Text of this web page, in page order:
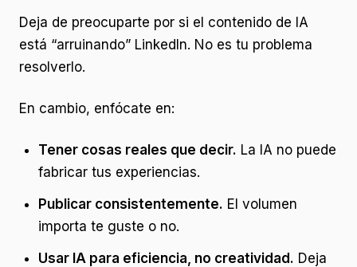
Deja de preocuparte por si el contenido de IA
está “arruinando” LinkedIn. No es tu problema
resolverlo.
En cambio, enfócate en:
Tener cosas reales que decir. La IA no puede
fabricar tus experiencias.
Publicar consistentemente. El volumen
importa te guste o no.
Usar IA para eficiencia, no creatividad. Deja